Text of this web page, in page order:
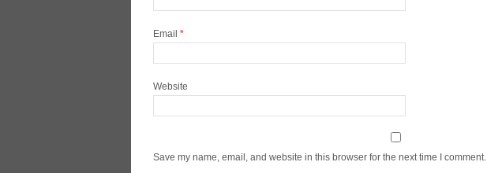
Email *
Website
Save my name, email, and website in this browser for the next time I comment.